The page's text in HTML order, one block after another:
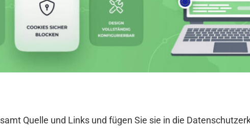
samt Quelle und Links und fügen Sie sie in die